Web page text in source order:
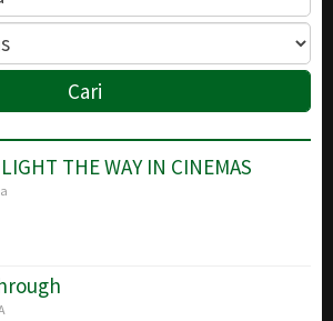
THE WAY IN CINEMAS